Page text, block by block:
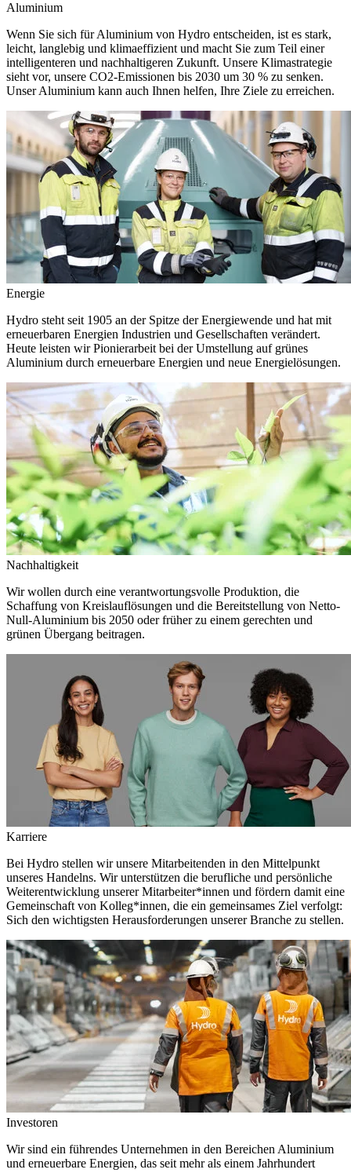
Aluminium
Wenn Sie sich für Aluminium von Hydro entscheiden, ist es stark,
leicht, langlebig und klimaeffizient und macht Sie zum Teil einer
intelligenteren und nachhaltigeren Zukunft. Unsere Klimastrategie
sieht vor, unsere CO2-Emissionen bis 2030 um 30 % zu senken.
Unser Aluminium kann auch Ihnen helfen, Ihre Ziele zu erreichen.
Energie
Hydro steht seit 1905 an der Spitze der Energiewende und hat mit
erneuerbaren Energien Industrien und Gesellschaften verändert.
Heute leisten wir Pionierarbeit bei der Umstellung auf grünes
Aluminium durch erneuerbare Energien und neue Energielösungen.
Nachhaltigkeit
Wir wollen durch eine verantwortungsvolle Produktion, die
Schaffung von Kreislauflösungen und die Bereitstellung von Netto-
Null-Aluminium bis 2050 oder früher zu einem gerechten und
grünen Übergang beitragen.
Karriere
Bei Hydro stellen wir unsere Mitarbeitenden in den Mittelpunkt
unseres Handelns. Wir unterstützen die berufliche und persönliche
Weiterentwicklung unserer Mitarbeiter*innen und fördern damit eine
Gemeinschaft von Kolleg*innen, die ein gemeinsames Ziel verfolgt:
Sich den wichtigsten Herausforderungen unserer Branche zu stellen.
Investoren
Wir sind ein führendes Unternehmen in den Bereichen Aluminium
und erneuerbare Energien, das seit mehr als einem Jahrhundert